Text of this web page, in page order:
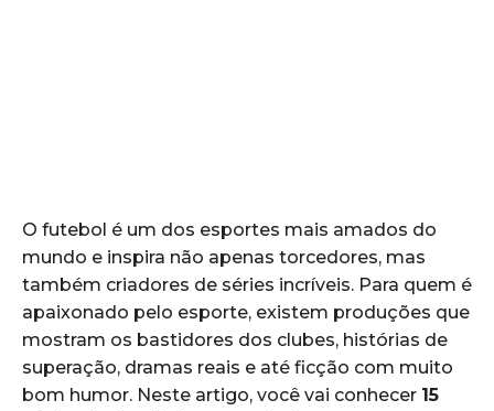
O futebol é um dos esportes mais amados do
mundo e inspira não apenas torcedores, mas
também criadores de séries incríveis. Para quem é
apaixonado pelo esporte, existem produções que
mostram os bastidores dos clubes, histórias de
superação, dramas reais e até ficção com muito
bom humor. Neste artigo, você vai conhecer 15